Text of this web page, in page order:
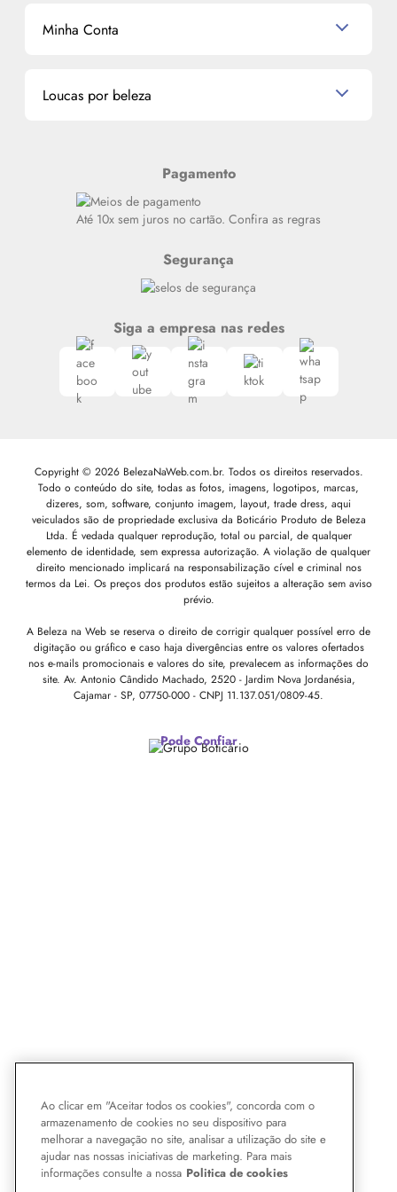
Nossas lojas
La Vie Est Belle Lancôme
Minha Conta
Meus endereços
Loucas por beleza
Siga nosso canal no Whatsapp
Pagamento
Até 10x sem juros no cartão. Confira as regras
Segurança
Siga a empresa nas redes
Copyright © 2026 BelezaNaWeb.com.br. Todos os direitos reservados.
Todo o conteúdo do site, todas as fotos, imagens, logotipos, marcas,
dizeres, som, software, conjunto imagem, layout, trade dress, aqui
veiculados são de propriedade exclusiva da Boticário Produto de Beleza
Ltda. É vedada qualquer reprodução, total ou parcial, de qualquer
elemento de identidade, sem expressa autorização. A violação de qualquer
direito mencionado implicará na responsabilização cível e criminal nos
termos da Lei. Os preços dos produtos estão sujeitos a alteração sem aviso
prévio.
A Beleza na Web se reserva o direito de corrigir qualquer possível erro de
digitação ou gráfico e caso haja divergências entre os valores ofertados
nos e-mails promocionais e valores do site, prevalecem as informações do
site. Av. Antonio Cândido Machado, 2520 - Jardim Nova Jordanésia,
Cajamar - SP, 07750-000 - CNPJ 11.137.051/0809-45.
Pode Confiar
Ao clicar em "Aceitar todos os cookies", concorda com o
armazenamento de cookies no seu dispositivo para
melhorar a navegação no site, analisar a utilização do site e
ajudar nas nossas iniciativas de marketing. Para mais
informações consulte a nossa Politica de cookies